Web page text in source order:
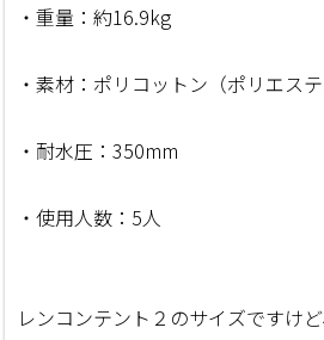
・重量：約16.9kg
・素材：ポリコットン（ポリエス
・耐水圧：350mm
・使用人数：5人
レンコンテント２のサイズですけ